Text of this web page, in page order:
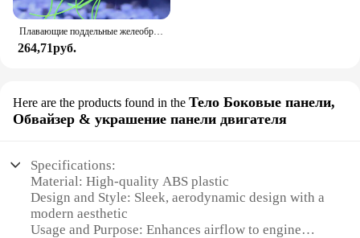
Плавающие поддельные желеобразные рыбы для украшения аквариума, морские тропические рыбки для ландшафта, имитация рыб, украшения для аквариума
264,71руб.
Here are the products found in the Тело Боковые панели,
Обвайзер & украшение панели двигателя
Specifications:
Material: High-quality ABS plastic
Design and Style: Sleek, aerodynamic design with a
modern aesthetic
Usage and Purpose: Enhances airflow to engine